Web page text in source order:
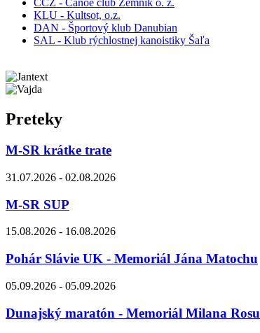
CCZ - Canoe club Zemník o. z.
KLU - Kultsot, o.z.
DAN - Športový klub Danubian
SAL - Klub rýchlostnej kanoistiky Šaľa
Preteky
M-SR krátke trate
31.07.2026 - 02.08.2026
M-SR SUP
15.08.2026 - 16.08.2026
Pohár Slávie UK - Memoriál Jána Matochu
05.09.2026 - 05.09.2026
Dunajský maratón - Memoriál Milana Rosu